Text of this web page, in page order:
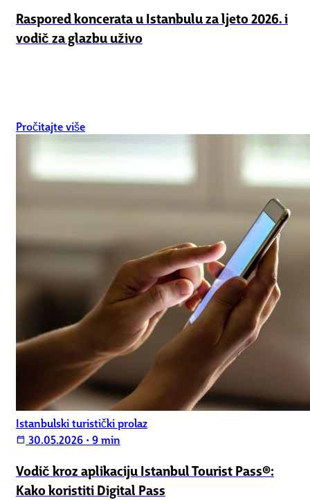
Raspored koncerata u Istanbulu za ljeto 2026. i
vodič za glazbu uživo
Pročitajte više
Istanbulski turistički prolaz
calendar_today 30.05.2026 • 9 min
Vodič kroz aplikaciju Istanbul Tourist Pass®:
Kako koristiti Digital Pass